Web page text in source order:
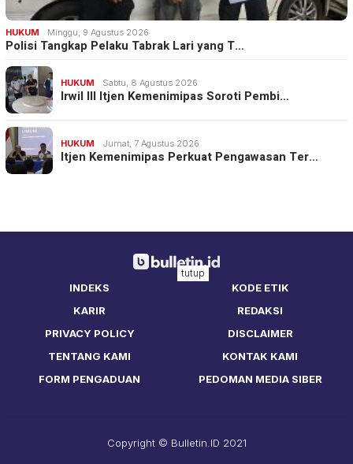
HUKUM Minggu, 9 Agustus 2026
Polisi Tangkap Pelaku Tabrak Lari yang T…
HUKUM Sabtu, 8 Agustus 2026
Irwil III Itjen Kemenimipas Soroti Pembi…
HUKUM Jumat, 7 Agustus 2026
Itjen Kemenimipas Perkuat Pengawasan Ter…
INDEKS
KODE ETIK
KARIR
REDAKSI
PRIVACY POLICY
DISCLAIMER
TENTANG KAMI
KONTAK KAMI
FORM PENGADUAN
PEDOMAN MEDIA SIBER
Copyright © Bulletin.ID 2021
tutup